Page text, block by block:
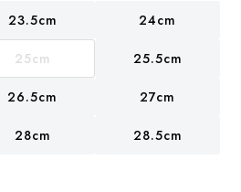
23.5cm 24cm
25cm 25.5cm
26.5cm 27cm
28cm 28.5cm